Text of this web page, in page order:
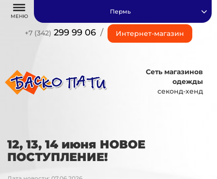
МЕНЮ
+7 (342) 299 99 06 / Интернет-магазин
Пермь
Сеть магазинов
одежды
секонд-хенд
12, 13, 14 июня НОВОЕ
ПОСТУПЛЕНИЕ!